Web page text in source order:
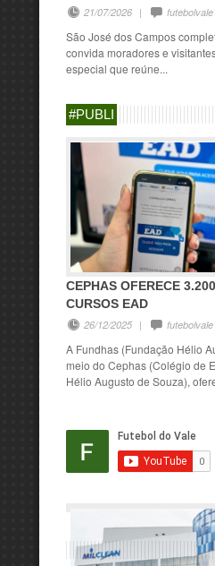
21/07/2026 | futebolvale
São José dos Campos
convida moradores e
especial que reúne...
#PUBLI
CEPHAS OFERECE
CURSOS EAD
26/12/2025 | futebolvale
A Fundhas (Fundação Hélio
meio do Cephas (Colégio de
Hélio Augusto de Souza),